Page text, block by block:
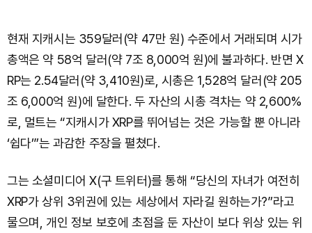
현재 지캐시는 359달러(약 47만 원) 수준에서 거래되며 시가
총액은 약 58억 달러(약 7조 8,000억 원)에 불과하다. 반면 X
RP는 2.54달러(약 3,410원)로, 시총은 1,528억 달러(약 205
조 6,000억 원)에 달한다. 두 자산의 시총 격차는 약 2,600%
로, 멀트는 “지캐시가 XRP를 뛰어넘는 것은 가능할 뿐 아니라
‘쉽다’”는 과감한 주장을 펼쳤다.
그는 소셜미디어 X(구 트위터)를 통해 “당신의 자녀가 여전히
XRP가 상위 3위권에 있는 세상에서 자라길 원하는가?”라고
물으며, 개인 정보 보호에 초점을 둔 자산이 보다 위상 있는 위